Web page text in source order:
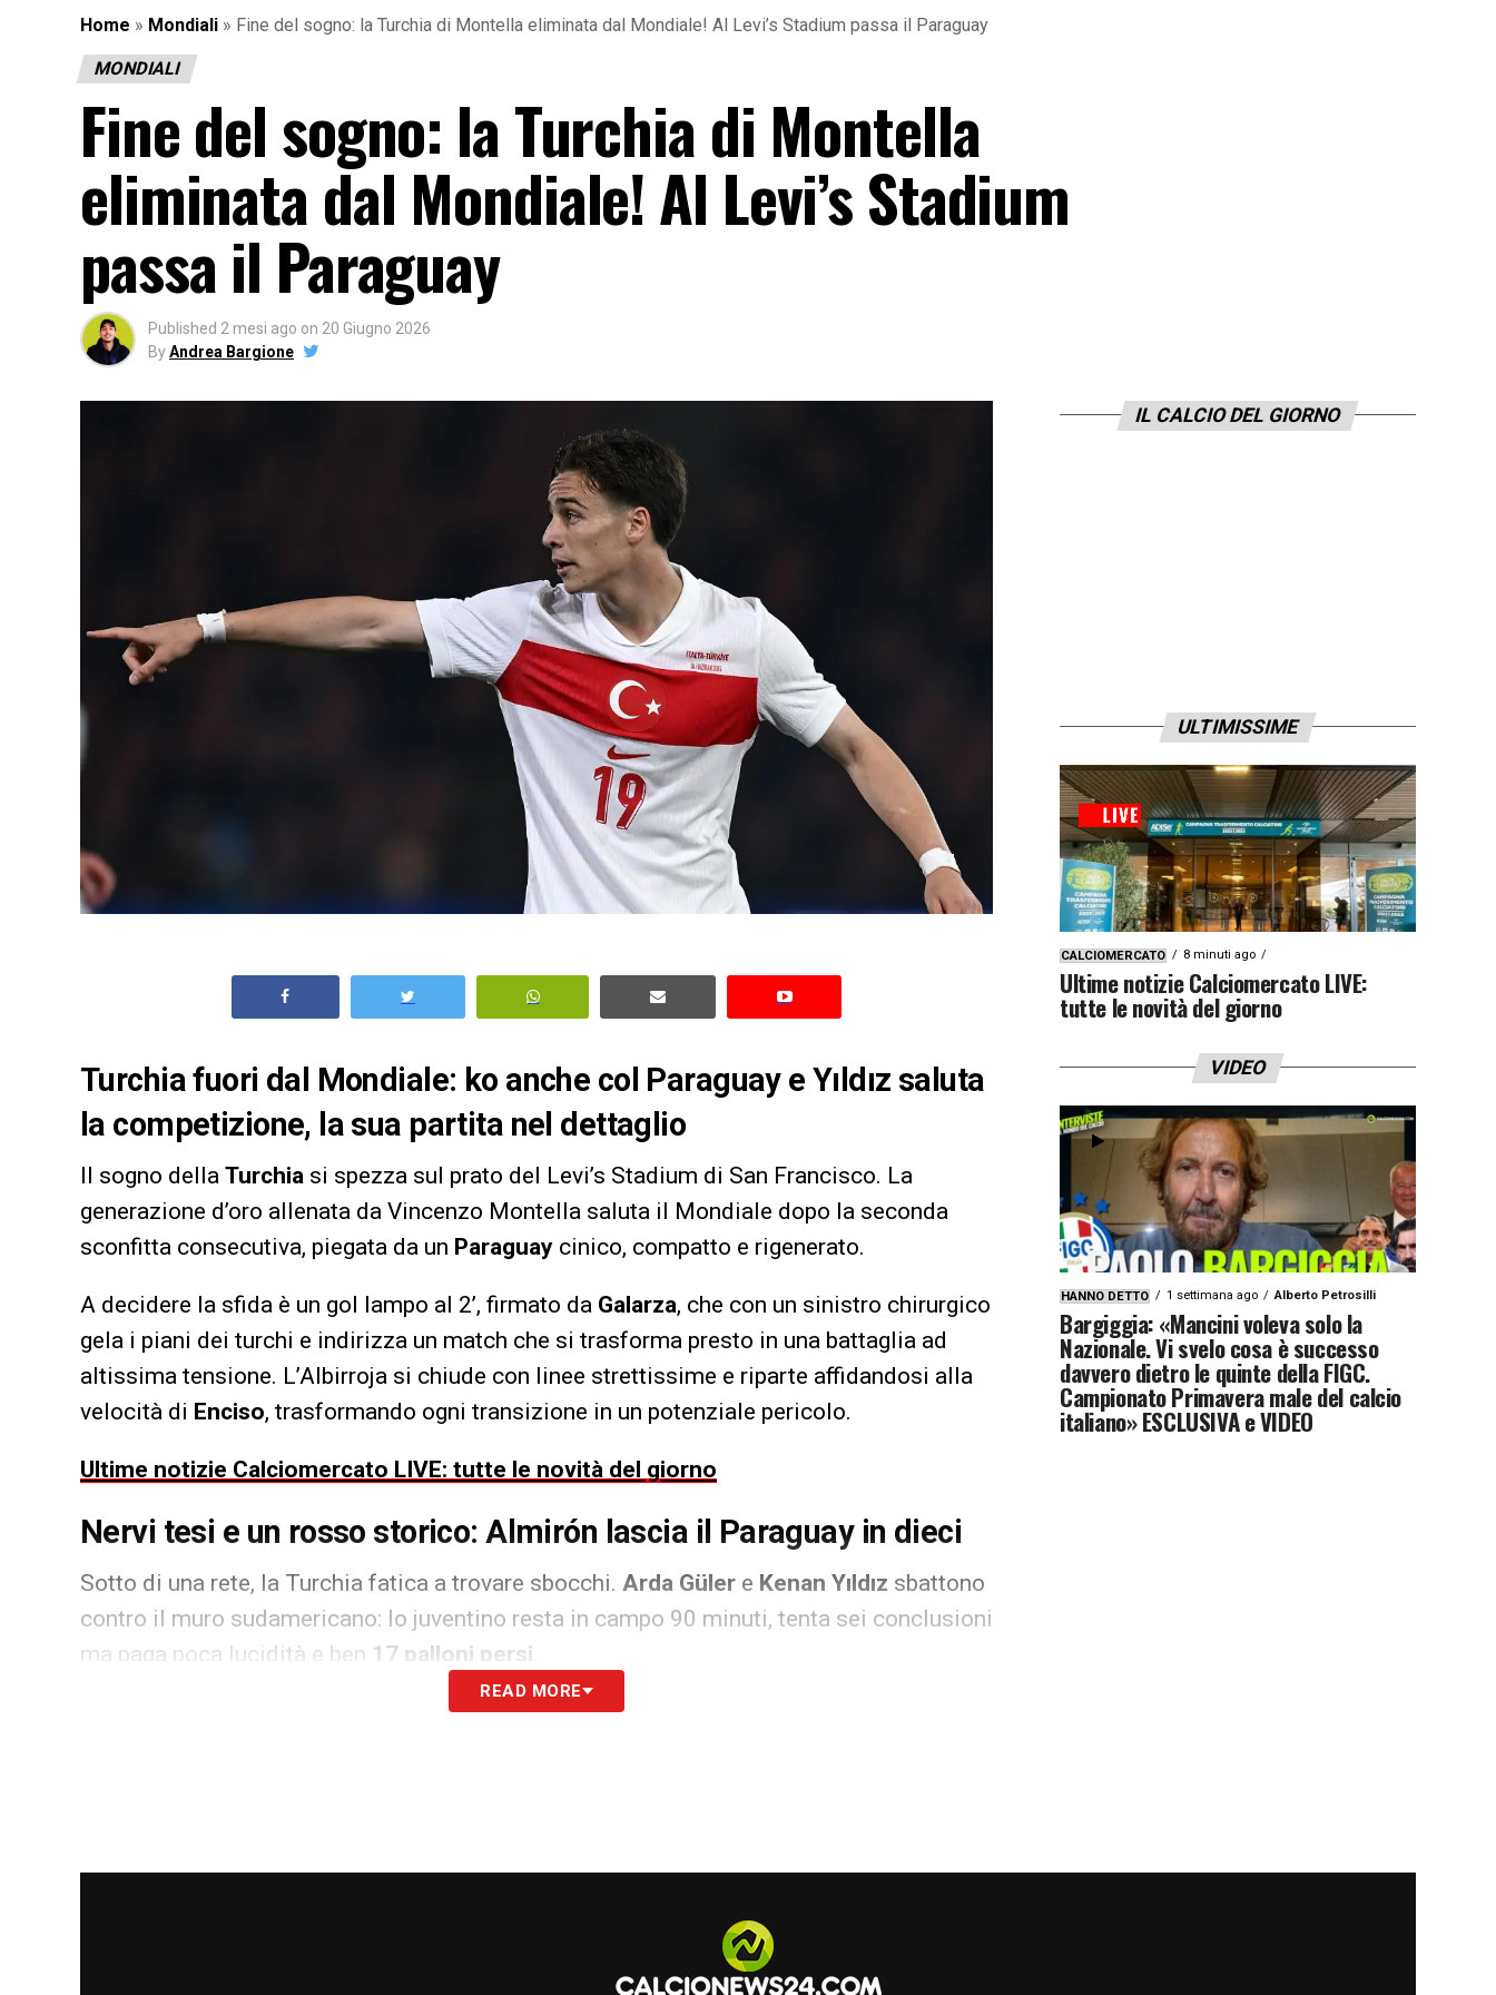
Home » Mondiali » Fine del sogno: la Turchia di Montella eliminata dal Mondiale! Al Levi’s Stadium passa il Paraguay
MONDIALI
Fine del sogno: la Turchia di Montella
eliminata dal Mondiale! Al Levi’s Stadium
passa il Paraguay
Published 2 mesi ago on 20 Giugno 2026
ByAndrea Bargione
Turchia fuori dal Mondiale: ko anche col Paraguay e Yıldız saluta
la competizione, la sua partita nel dettaglio
Il sogno della Turchia si spezza sul prato del Levi’s Stadium di San Francisco. La
generazione d’oro allenata da Vincenzo Montella saluta il Mondiale dopo la seconda
sconfitta consecutiva, piegata da un Paraguay cinico, compatto e rigenerato.
A decidere la sfida è un gol lampo al 2’, firmato da Galarza, che con un sinistro chirurgico
gela i piani dei turchi e indirizza un match che si trasforma presto in una battaglia ad
altissima tensione. L’Albirroja si chiude con linee strettissime e riparte affidandosi alla
velocità di Enciso, trasformando ogni transizione in un potenziale pericolo.
Ultime notizie Calciomercato LIVE: tutte le novità del giorno
Nervi tesi e un rosso storico: Almirón lascia il Paraguay in dieci
Sotto di una rete, la Turchia fatica a trovare sbocchi. Arda Güler e Kenan Yıldız sbattono
contro il muro sudamericano: lo juventino resta in campo 90 minuti, tenta sei conclusioni
ma paga poca lucidità e ben 17 palloni persi
La sfortuna completa il quadro quando un colpo di testa di
Barton applica il nuovo regolamento sul comportamento verbale e sventola unrosso
Assalto finale e rammarico: Gül spreca il match point
READ MORE
IL CALCIO DEL GIORNO
ULTIMISSIME
CALCIOMERCATO 8 minuti ago
Ultime notizie Calciomercato LIVE:
tutte le novità del giorno
VIDEO
HANNO DETTO 1 settimana ago Alberto Petrosilli
Bargiggia: «Mancini voleva solo la
Nazionale. Vi svelo cosa è successo
davvero dietro le quinte della FIGC.
Campionato Primavera male del calcio
italiano» ESCLUSIVA e VIDEO